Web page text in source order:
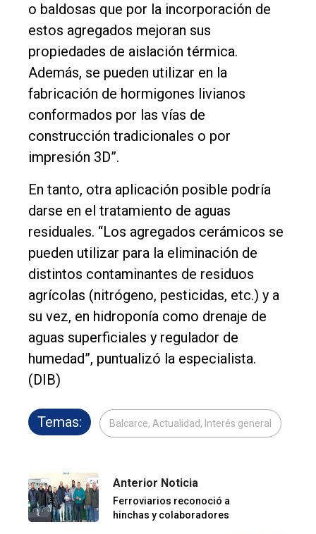
o baldosas que por la incorporación de
estos agregados mejoran sus
propiedades de aislación térmica.
Además, se pueden utilizar en la
fabricación de hormigones livianos
conformados por las vías de
construcción tradicionales o por
impresión 3D”.
En tanto, otra aplicación posible podría
darse en el tratamiento de aguas
residuales. “Los agregados cerámicos se
pueden utilizar para la eliminación de
distintos contaminantes de residuos
agrícolas (nitrógeno, pesticidas, etc.) y a
su vez, en hidroponía como drenaje de
aguas superficiales y regulador de
humedad”, puntualizó la especialista.
(DIB)
Temas: Balcarce, Actualidad, Interés general
Anterior Noticia
Ferroviarios reconoció a
hinchas y colaboradores